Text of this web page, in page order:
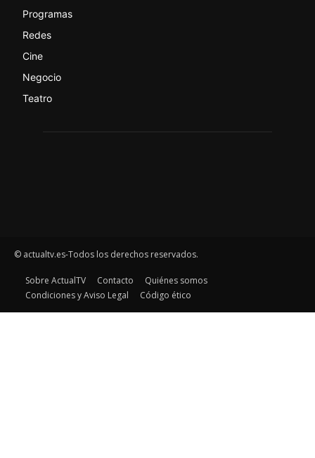
Programas
Redes
Cine
Negocio
Teatro
© actualtv.es-Todos los derechos reservados.
Sobre ActualTV Contacto
Quiénes somos
Condiciones y Aviso Legal
Código ético